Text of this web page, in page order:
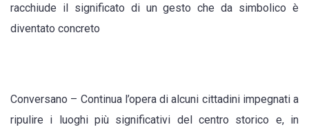
c’è.
racchiude il significato di un gesto che da simbolico è
diventato concreto
Conversano – Continua l’opera di alcuni cittadini impegnati a
ripulire i luoghi più significativi del centro storico e, in